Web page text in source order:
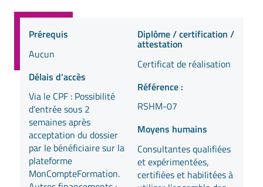
Prérequis
Aucun
Délais d'accès
Via le CPF : Possibilité
d'entrée sous 2
semaines après
acceptation du dossier
par le bénéficiaire sur la
plateforme
MonCompteFormation.
Diplôme / certification /
attestation
Certificat de réalisation
Référence :
RSHM-07
Moyens humains
Consultantes qualifiées
et expérimentées,
certifiées et habilitées à